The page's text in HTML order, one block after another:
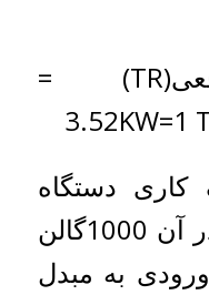
تن تبرید واقعی(TR) =
کاری دستگاه
صنعتی که گردش آب در آن 1000گالن
به مبدل